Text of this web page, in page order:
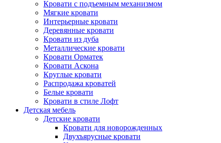
Кровати с подъемным механизмом
Мягкие кровати
Интерьерные кровати
Деревянные кровати
Кровати из дуба
Металлические кровати
Кровати Орматек
Кровати Аскона
Круглые кровати
Распродажа кроватей
Белые кровати
Кровати в стиле Лофт
Детская мебель
Детские кровати
Кровати для новорожденных
Двухъярусные кровати